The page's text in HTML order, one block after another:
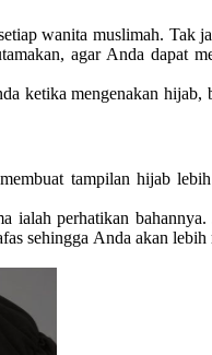
wanita muslimah. Tak
agar Anda dapat
ketika mengenakan hijab,
tampilan hijab
ialah perhatikan
sehingga Anda akan lebih